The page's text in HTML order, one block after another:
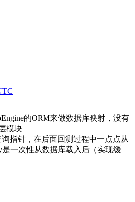
的ORM来做数据库映射，没有
模块
指针，在后面回测过程中一点点从
是一次性从数据库载入后（实现缓